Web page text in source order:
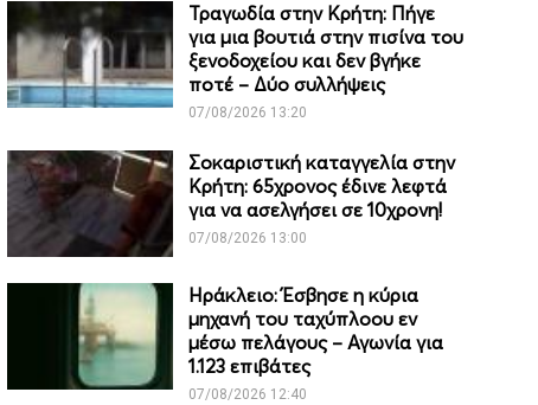
Τραγωδία στην Κρήτη: Πήγε
για μια βουτιά στην πισίνα του
ξενοδοχείου και δεν βγήκε
ποτέ – Δύο συλλήψεις
07/08/2026 13:20
Σοκαριστική καταγγελία στην
Κρήτη: 65χρονος έδινε λεφτά
για να ασελγήσει σε 10χρονη!
07/08/2026 13:00
Ηράκλειο: Έσβησε η κύρια
μηχανή του ταχύπλοου εν
μέσω πελάγους – Αγωνία για
1.123 επιβάτες
07/08/2026 12:40